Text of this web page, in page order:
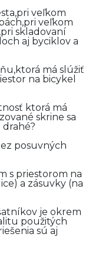
veľkom
veľkom
skladovaní
aj byciklov a
má slúžiť
na bicykel
ktorá má
skrine sa
posuvných
s priestorom na
a zásuvky (na
je okrem
použitých
sú aj